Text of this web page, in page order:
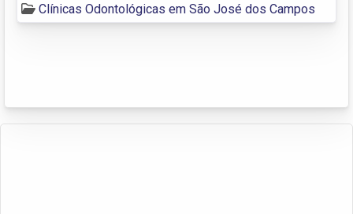
Clínicas Odontológicas em São José dos Campos